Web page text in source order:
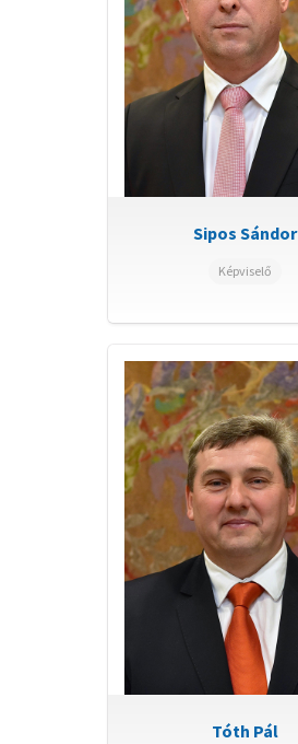
Sipos Sándor
Képviselő
Tóth Pál